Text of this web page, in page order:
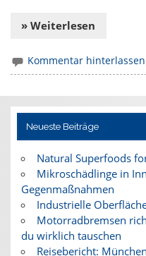
» Weiterlesen
Kommentar hinterlassen
Neueste Beiträge
Natural Superfoods
Mikroschädlinge in
Gegenmaßnahmen
Industrielle
Motorradbremsen
du wirklich tauschen
Reisebericht: